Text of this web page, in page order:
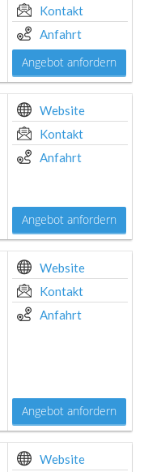
Kontakt
Anfahrt
Angebot anfordern
Website
Kontakt
Anfahrt
Angebot anfordern
Website
Kontakt
Anfahrt
Angebot anfordern
Website